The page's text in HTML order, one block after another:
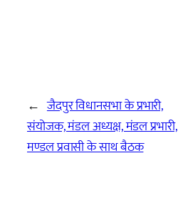
← जैदपुर विधानसभा के प्रभारी,
संयोजक, मंडल अध्यक्ष, मंडल प्रभारी,
मण्डल प्रवासी के साथ बैठक